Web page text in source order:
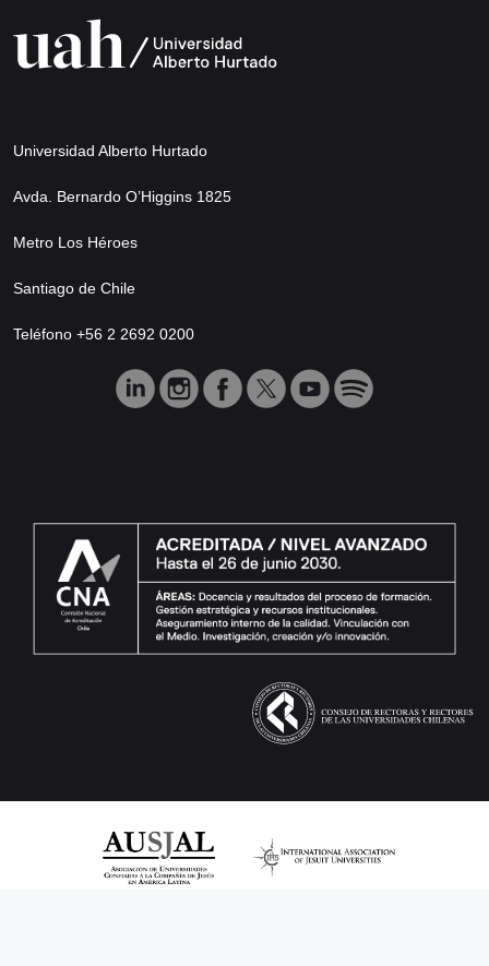
Universidad Alberto Hurtado
Avda. Bernardo O’Higgins 1825
Metro Los Héroes
Santiago de Chile
Teléfono +56 2 2692 0200